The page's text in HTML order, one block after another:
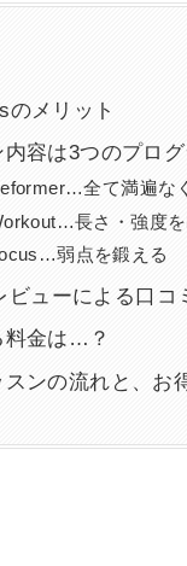
のメリット
内容は3つのプロ
全て満遍な
長さ・強度を
弱点を鍛える
ビューによる口コ
料金は…？
ンの流れと、お